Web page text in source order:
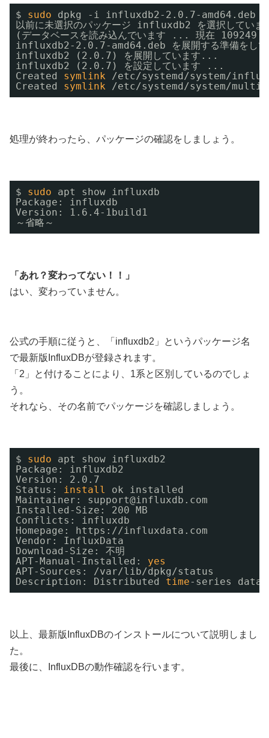
$ sudo
dpkg -i influxdb2-2.0.7-amd64.deb
以前に未選択のパッケージ influxdb2 を選択していま
(データベースを読み込んでいます ... 現在 109249 個
influxdb2-2.0.7-amd64.deb を展開する準備をし
influxdb2 (2.0.7) を展開しています...
influxdb2 (2.0.7) を設定しています ...
Created symlink /etc/systemd/system/
Created symlink /etc/systemd/system/multi-
処理が終わったら、パッケージの確認をしましょう。
$ sudo
apt show influxdb
Package: influxdb
Version: 1.6.4-1build1
～省略～
「あれ？変わってない！！」
はい、変わっていません。
公式の手順に従うと、「influxdb2」というパッケージ名
で最新版InfluxDBが登録されます。
「2」と付けることにより、1系と区別しているのでしょ
う。
それなら、その名前でパッケージを確認しましょう。
$ sudo
apt show influxdb2
Package: influxdb2
Version: 2.0.7
Status: install
ok installed
Maintainer: support@influxdb.com
Installed-Size: 200 MB
Conflicts: influxdb
Homepage: https: //influxdata .com
Vendor: InfluxData
Download-Size: 不明
APT-Manual-Installed: yes
APT-Sources: /var/lib/dpkg/status
Description: Distributed time-series
以上、最新版InfluxDBのインストールについて説明しまし
た。
最後に、InfluxDBの動作確認を行います。